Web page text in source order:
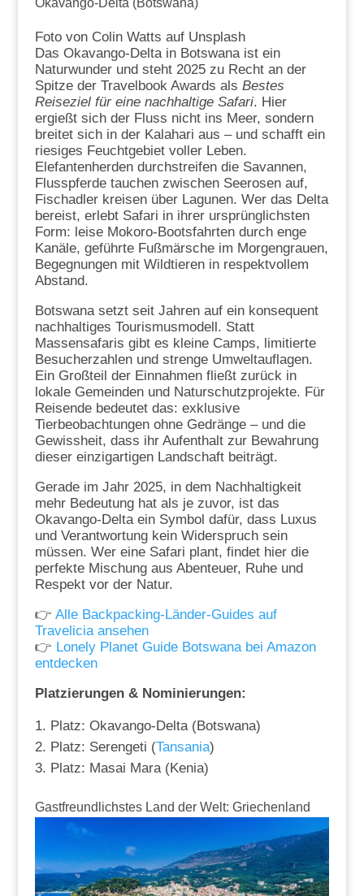
Okavango-Delta (Botswana)
Foto von Colin Watts auf Unsplash
Das Okavango-Delta in Botswana ist ein
Naturwunder und steht 2025 zu Recht an der
Spitze der Travelbook Awards als Bestes
Reiseziel für eine nachhaltige Safari. Hier
ergießt sich der Fluss nicht ins Meer, sondern
breitet sich in der Kalahari aus – und schafft ein
riesiges Feuchtgebiet voller Leben.
Elefantenherden durchstreifen die Savannen,
Flusspferde tauchen zwischen Seerosen auf,
Fischadler kreisen über Lagunen. Wer das Delta
bereist, erlebt Safari in ihrer ursprünglichsten
Form: leise Mokoro-Bootsfahrten durch enge
Kanäle, geführte Fußmärsche im Morgengrauen,
Begegnungen mit Wildtieren in respektvollem
Abstand.
Botswana setzt seit Jahren auf ein konsequent
nachhaltiges Tourismusmodell. Statt
Massensafaris gibt es kleine Camps, limitierte
Besucherzahlen und strenge Umweltauflagen.
Ein Großteil der Einnahmen fließt zurück in
lokale Gemeinden und Naturschutzprojekte. Für
Reisende bedeutet das: exklusive
Tierbeobachtungen ohne Gedränge – und die
Gewissheit, dass ihr Aufenthalt zur Bewahrung
dieser einzigartigen Landschaft beiträgt.
Gerade im Jahr 2025, in dem Nachhaltigkeit
mehr Bedeutung hat als je zuvor, ist das
Okavango-Delta ein Symbol dafür, dass Luxus
und Verantwortung kein Widerspruch sein
müssen. Wer eine Safari plant, findet hier die
perfekte Mischung aus Abenteuer, Ruhe und
Respekt vor der Natur.
👉 Alle Backpacking-Länder-Guides auf
Travelicia ansehen
👉 Lonely Planet Guide Botswana bei Amazon
entdecken
Platzierungen & Nominierungen:
Platz: Okavango-Delta (Botswana)
Platz: Serengeti (Tansania)
Platz: Masai Mara (Kenia)
Gastfreundlichstes Land der Welt: Griechenland